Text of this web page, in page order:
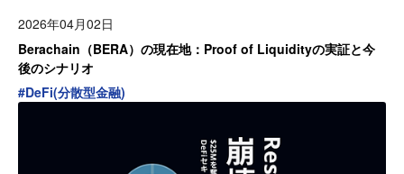
2026年04月02日
Berachain（BERA）の現在地：Proof of Liquidityの実証と今
後のシナリオ
#DeFi(分散型金融)